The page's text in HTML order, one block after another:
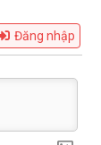
Đăng nhập